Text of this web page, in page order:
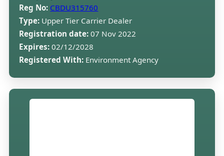
Reg No: CBDU315760
Type: Upper Tier Carrier Dealer
Registration date: 07 Nov 2022
Expires: 02/12/2028
Registered With: Environment Agency